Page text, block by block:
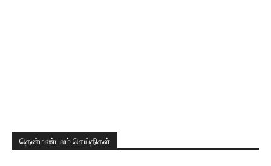
தென்மண்டலம் செய்திகள்